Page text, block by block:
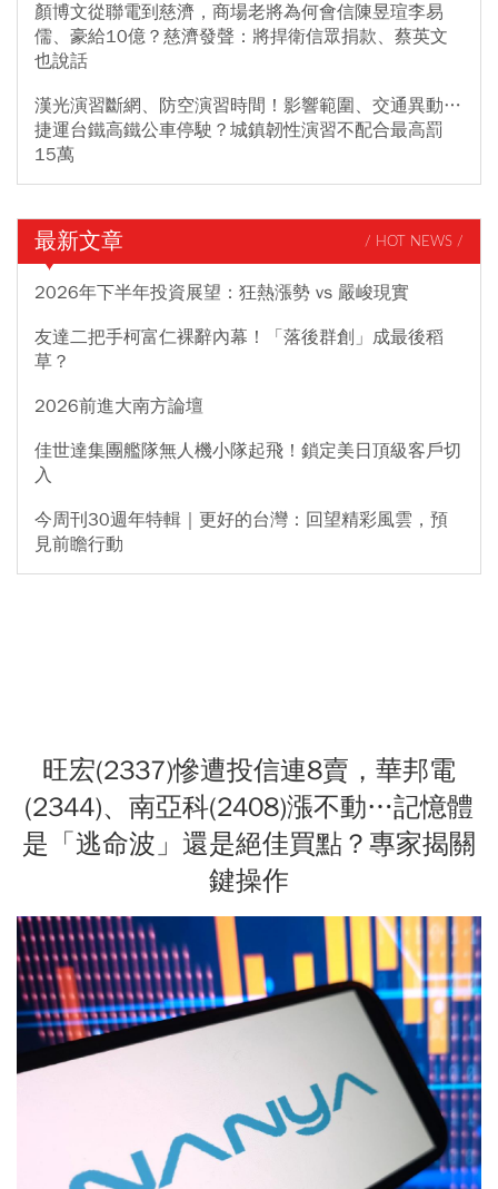
顏博文從聯電到慈濟，商場老將為何會信陳昱瑄李易
儒、豪給10億？慈濟發聲：將捍衛信眾捐款、蔡英文
也說話
漢光演習斷網、防空演習時間！影響範圍、交通異動…
捷運台鐵高鐵公車停駛？城鎮韌性演習不配合最高罰
15萬
最新文章 / HOT NEWS /
2026年下半年投資展望：狂熱漲勢 vs 嚴峻現實
友達二把手柯富仁裸辭內幕！「落後群創」成最後稻
草？
2026前進大南方論壇
佳世達集團艦隊無人機小隊起飛！鎖定美日頂級客戶切
入
今周刊30週年特輯｜更好的台灣：回望精彩風雲，預
見前瞻行動
旺宏(2337)慘遭投信連8賣，華邦電
(2344)、南亞科(2408)漲不動…記憶體
是「逃命波」還是絕佳買點？專家揭關
鍵操作